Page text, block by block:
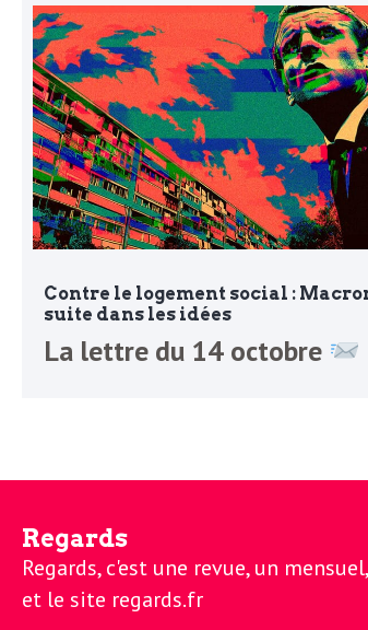
L
a
L
e
t
t
e
d
Contre le logement social :
suite dans les idées
La lettre du 14 octobre
Regards
Regards, c'est une revue, un
et le site regards.fr